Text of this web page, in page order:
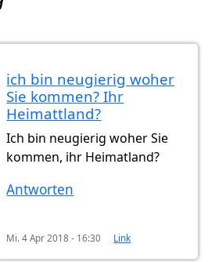
PassvonMaya2011
ich bin neugierig woher
Sie kommen? Ihr
Heimattland?
Ich bin neugierig woher Sie
kommen, ihr Heimatland?
Antworten
Mi. 4 Apr 2018 - 16:30 Link